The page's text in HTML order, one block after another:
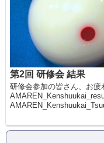
第2回 研修会 結果
研修会参加の皆さん、お疲